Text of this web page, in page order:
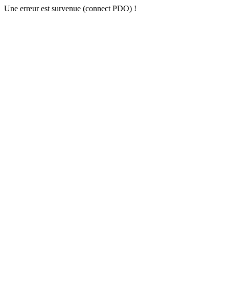
Une erreur est survenue (connect PDO) !